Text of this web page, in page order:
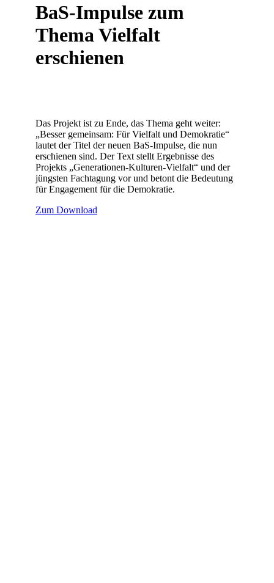
BaS-Impulse zum
Thema Vielfalt
erschienen
Das Projekt ist zu Ende, das Thema geht weiter:
„Besser gemeinsam: Für Vielfalt und Demokratie“
lautet der Titel der neuen BaS-Impulse, die nun
erschienen sind. Der Text stellt Ergebnisse des
Projekts „Generationen-Kulturen-Vielfalt“ und der
jüngsten Fachtagung vor und betont die Bedeutung
für Engagement für die Demokratie.
Zum Download